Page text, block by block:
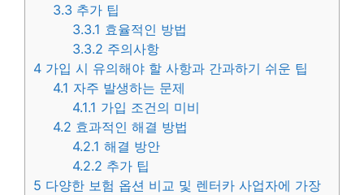
3.3 추가 팁
3.3.1 효율적인 방법
3.3.2 주의사항
4 가입 시 유의해야 할 사항과 간과하기 쉬운 팁
4.1 자주 발생하는 문제
4.1.1 가입 조건의 미비
4.2 효과적인 해결 방법
4.2.1 해결 방안
4.2.2 추가 팁
5 다양한 보험 옵션 비교 및 렌터카 사업자에 가장